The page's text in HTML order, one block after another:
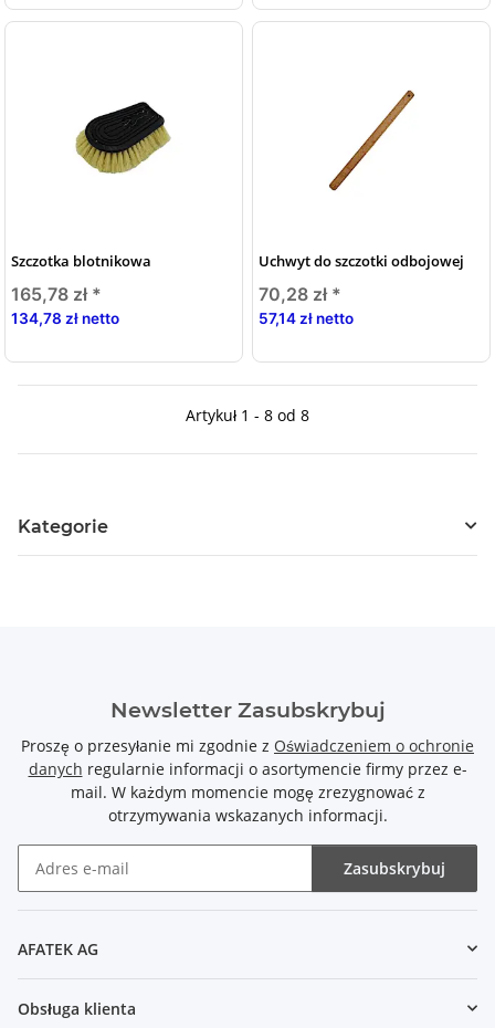
Szczotka blotnikowa
165,78 zł *
134,78 zł netto
Uchwyt do szczotki odbojowej
70,28 zł *
57,14 zł netto
Artykuł 1 - 8 od 8
Kategorie
Newsletter Zasubskrybuj
Proszę o przesyłanie mi zgodnie z Oświadczeniem o ochronie
danych regularnie informacji o asortymencie firmy przez e-
mail. W każdym momencie mogę zrezygnować z
otrzymywania wskazanych informacji.
Zasubskrybuj
AFATEK AG
Obsługa klienta